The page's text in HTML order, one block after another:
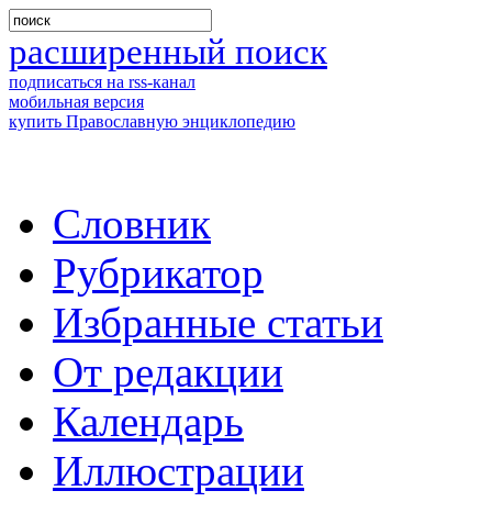
расширенный поиск
подписаться на rss-канал
мобильная версия
купить Православную энциклопедию
Словник
Рубрикатор
Избранные статьи
От редакции
Календарь
Иллюстрации